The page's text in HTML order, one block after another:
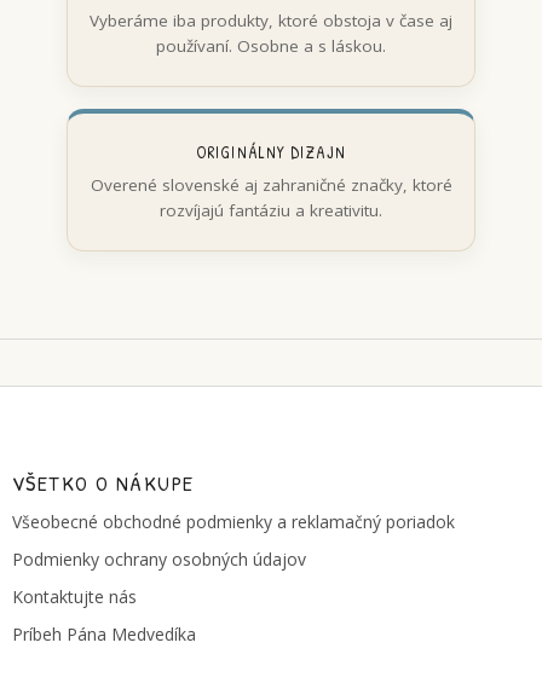
Vyberáme iba produkty, ktoré obstoja v čase aj
používaní. Osobne a s láskou.
ORIGINÁLNY DIZAJN
Overené slovenské aj zahraničné značky, ktoré
rozvíjajú fantáziu a kreativitu.
Z
VŠETKO O NÁKUPE
Všeobecné obchodné podmienky a reklamačný poriadok
Podmienky ochrany osobných údajov
Kontaktujte nás
Príbeh Pána Medvedíka